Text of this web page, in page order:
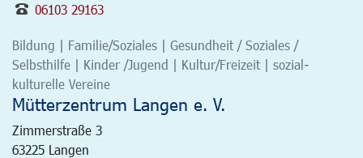
06103 29163
Bildung | Familie/Soziales | Gesundheit / Soziales /
Selbsthilfe | Kinder /Jugend | Kultur/Freizeit | sozial-
kulturelle Vereine
Mütterzentrum Langen e. V.
Zimmerstraße 3
63225 Langen